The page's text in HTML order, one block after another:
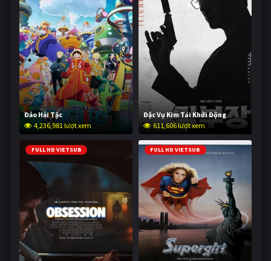
Đảo Hải Tặc
4,236,981 lượt xem
Đặc Vụ Kim Tái Khởi Động
611,606 lượt xem
FULL HD VIETSUB FULL HD VIETSUB